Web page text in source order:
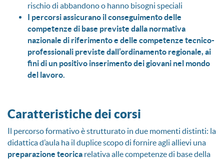
rischio di abbandono o hanno bisogni speciali
I percorsi assicurano il conseguimento delle
competenze di base previste dalla normativa
nazionale di riferimento e delle competenze tecnico-
professionali previste dall’ordinamento regionale, ai
fini di un positivo inserimento dei giovani nel mondo
del lavoro.
Caratteristiche dei corsi
Il percorso formativo è strutturato in due momenti distinti: la
didattica d’aula ha il duplice scopo di fornire agli allievi una
preparazione teorica relativa alle competenze di base della